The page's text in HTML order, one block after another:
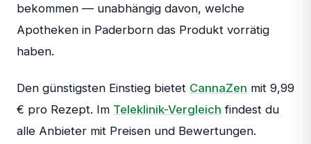
bekommen — unabhängig davon, welche
Apotheken in Paderborn das Produkt vorrätig
haben.
Den günstigsten Einstieg bietet CannaZen mit 9,99
€ pro Rezept. Im Teleklinik-Vergleich findest du
alle Anbieter mit Preisen und Bewertungen.